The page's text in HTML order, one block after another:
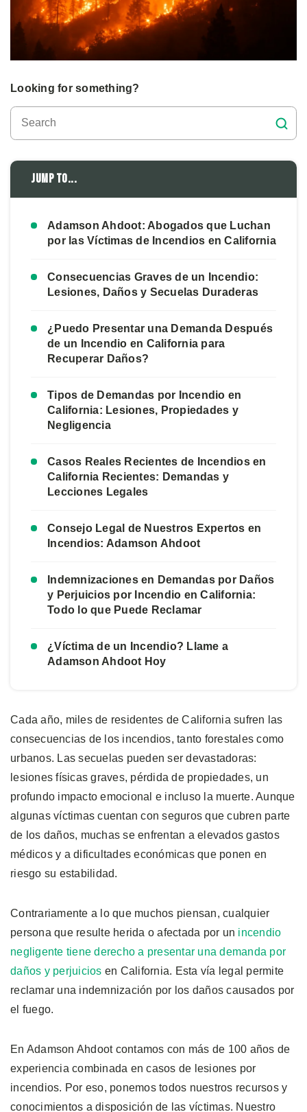
Looking for something?
Jump to...
Adamson Ahdoot: Abogados que Luchan
por las Víctimas de Incendios en California
Consecuencias Graves de un Incendio:
Lesiones, Daños y Secuelas Duraderas
¿Puedo Presentar una Demanda Después
de un Incendio en California para
Recuperar Daños?
Tipos de Demandas por Incendio en
California: Lesiones, Propiedades y
Negligencia
Casos Reales Recientes de Incendios en
California Recientes: Demandas y
Lecciones Legales
Consejo Legal de Nuestros Expertos en
Incendios: Adamson Ahdoot
Indemnizaciones en Demandas por Daños
y Perjuicios por Incendio en California:
Todo lo que Puede Reclamar
¿Víctima de un Incendio? Llame a
Adamson Ahdoot Hoy
Cada año, miles de residentes de California sufren las
consecuencias de los incendios, tanto forestales como
urbanos. Las secuelas pueden ser devastadoras:
lesiones físicas graves, pérdida de propiedades, un
profundo impacto emocional e incluso la muerte. Aunque
algunas víctimas cuentan con seguros que cubren parte
de los daños, muchas se enfrentan a elevados gastos
médicos y a dificultades económicas que ponen en
riesgo su estabilidad.
Contrariamente a lo que muchos piensan, cualquier
persona que resulte herida o afectada por un incendio
negligente tiene derecho a presentar una demanda por
daños y perjuicios en California. Esta vía legal permite
reclamar una indemnización por los daños causados por
el fuego.
En Adamson Ahdoot contamos con más de 100 años de
experiencia combinada en casos de lesiones por
incendios. Por eso, ponemos todos nuestros recursos y
conocimientos a disposición de las víctimas. Nuestro